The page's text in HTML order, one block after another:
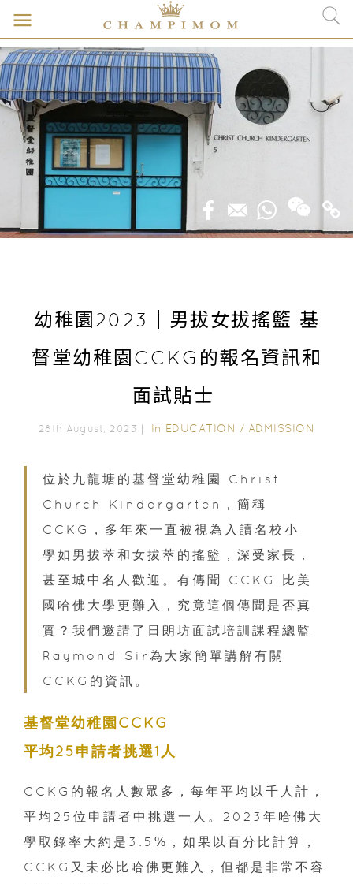
幼稚園2023｜男拔女拔搖籃 基
督堂幼稚園CCKG的報名資訊和
面試貼士
28th August, 2023｜ In EDUCATION / ADMISSION
位於九龍塘的基督堂幼稚園 Christ
Church Kindergarten，簡稱
CCKG，多年來一直被視為入讀名校小
學如男拔萃和女拔萃的搖籃，深受家長，
甚至城中名人歡迎。有傳聞 CCKG 比美
國哈佛大學更難入，究竟這個傳聞是否真
實？我們邀請了日朗坊面試培訓課程總監
Raymond Sir為大家簡單講解有關
CCKG的資訊。
基督堂幼稚園CCKG
平均25申請者挑選1人
CCKG的報名人數眾多，每年平均以千人計，
平均25位申請者中挑選一人。2023年哈佛大
學取錄率大約是3.5%，如果以百分比計算，
CCKG又未必比哈佛更難入，但都是非常不容